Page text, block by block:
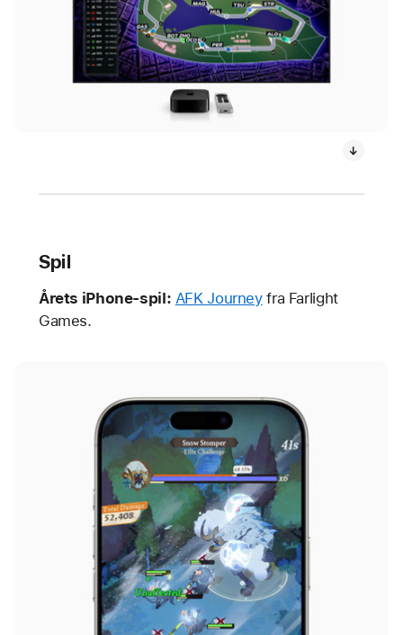
Spil
Årets iPhone-spil: AFK Journeyfra Farlight
Games.